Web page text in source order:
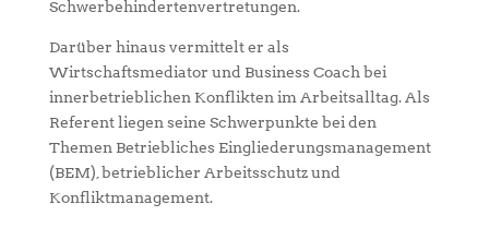
Schwerbehindertenvertretungen.
Darüber hinaus vermittelt er als
Wirtschaftsmediator und Business Coach bei
innerbetrieblichen Konflikten im Arbeitsalltag. Als
Referent liegen seine Schwerpunkte bei den
Themen Betriebliches Eingliederungsmanagement
(BEM), betrieblicher Arbeitsschutz und
Konfliktmanagement.